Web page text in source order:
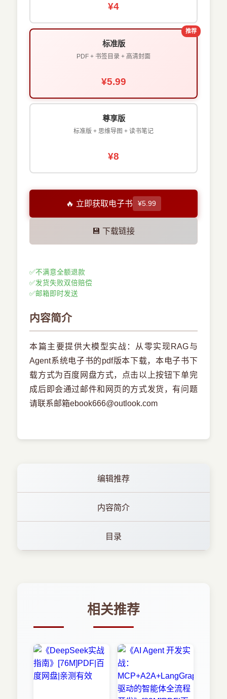
¥4
推荐
标准版
PDF + 书签目录 + 高清封面
¥5.99
尊享版
标准版 + 思维导图 + 读书笔记
¥8
🔥 立即获取电子书 ¥5.99
💾 下载链接
✅不满意全额退款
✅发货失败双倍赔偿
✅邮箱即时发送
内容简介
本篇主要提供大模型实战：从零实现RAG与
Agent系统电子书的pdf版本下载，本电子书下
载方式为百度网盘方式，点击以上按钮下单完
成后即会通过邮件和网页的方式发货，有问题
请联系邮箱ebook666@outlook.com
编辑推荐
内容简介
目录
相关推荐